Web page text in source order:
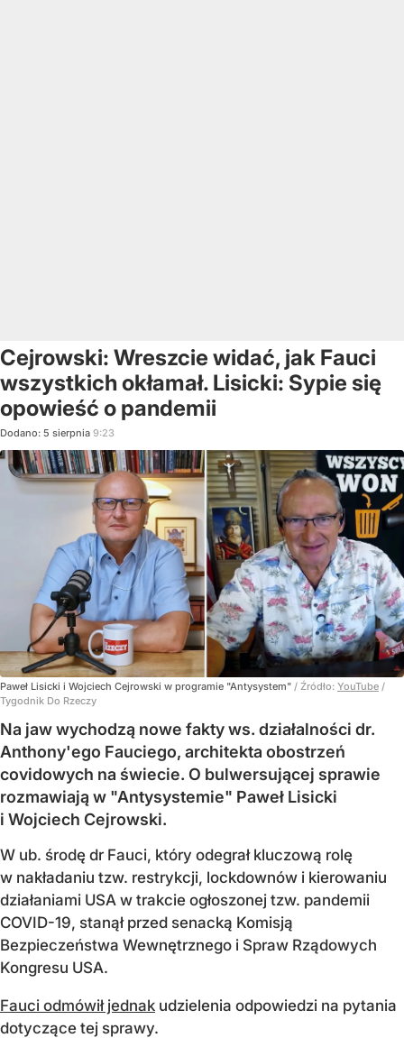
Cejrowski: Wreszcie widać, jak Fauci
wszystkich okłamał. Lisicki: Sypie się
opowieść o pandemii
Dodano: 5 sierpnia 9:23
Paweł Lisicki i Wojciech Cejrowski w programie "Antysystem" / Źródło: YouTube /
Tygodnik Do Rzeczy
Na jaw wychodzą nowe fakty ws. działalności dr.
Anthony'ego Fauciego, architekta obostrzeń
covidowych na świecie. O bulwersującej sprawie
rozmawiają w "Antysystemie" Paweł Lisicki
i Wojciech Cejrowski.
W ub. środę dr Fauci, który odegrał kluczową rolę
w nakładaniu tzw. restrykcji, lockdownów i kierowaniu
działaniami USA w trakcie ogłoszonej tzw. pandemii
COVID-19, stanął przed senacką Komisją
Bezpieczeństwa Wewnętrznego i Spraw Rządowych
Kongresu USA.
Fauci odmówił jednak udzielenia odpowiedzi na pytania
dotyczące tej sprawy.